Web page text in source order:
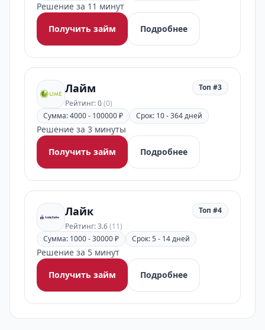
Решение за 11 минут
Получить займ
Подробнее
Лайм
Рейтинг: 0(0)
Топ #3
Сумма: 4000 - 100000 ₽ Срок: 10 - 364 дней
Решение за 3 минуты
Получить займ
Подробнее
Лайк
Рейтинг: 3.6(11)
Топ #4
Сумма: 1000 - 30000 ₽ Срок: 5 - 14 дней
Решение за 5 минут
Получить займ
Подробнее